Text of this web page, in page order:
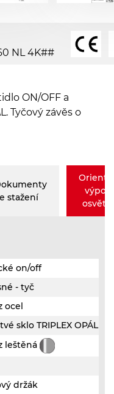
NL 4K##
ON/OFF a
Tyčový závěs o
stažení
on/off
- tyč
ocel
sklo TRIPLEX OPÁL
leštěná
držák